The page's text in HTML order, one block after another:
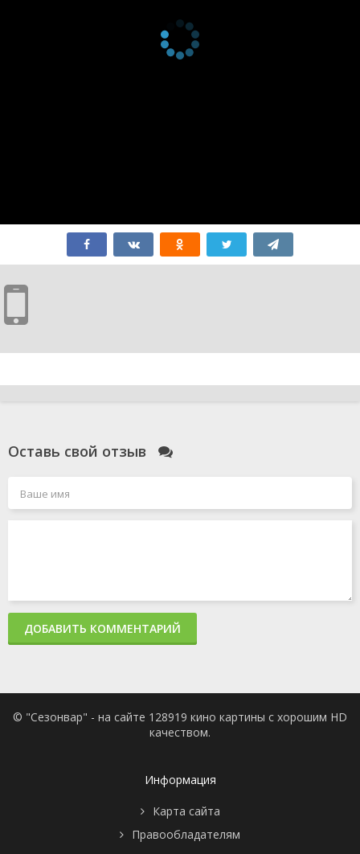
Оставь свой отзыв
ДОБАВИТЬ КОММЕНТАРИЙ
© "Сезонвар" - на сайте 128919 кино картины с хорошим HD
качеством.
Информация
Карта сайта
Правообладателям